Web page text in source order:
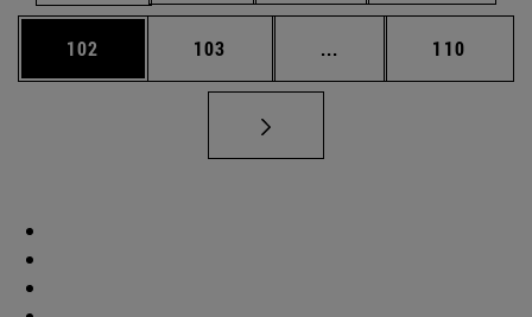
Página
102 Página
103 ... Páginas intermedias
Página
110